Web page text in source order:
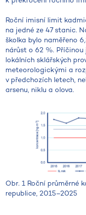
Roční imisní limit
na jedné ze 47 stanic.
školka bylo naměřeno
nárůst o 62 %.
lokálních sklářských
meteorologickými a
v předchozích letech,
arsenu, niklu a olova.
Obr. 1 Roční průměrné
republice, 2015–2025